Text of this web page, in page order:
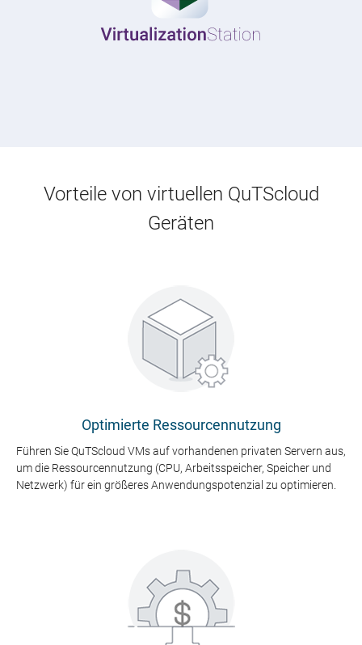
Vorteile von virtuellen QuTScloud
Geräten
Optimierte Ressourcennutzung
Führen Sie QuTScloud VMs auf vorhandenen privaten Servern aus,
um die Ressourcennutzung (CPU, Arbeitsspeicher, Speicher und
Netzwerk) für ein größeres Anwendungspotenzial zu optimieren.